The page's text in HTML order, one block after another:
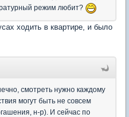
режим любит?
ходить в квартире, и было
смотреть нужно каждому
могут быть не совсем
н-р). И сейчас по